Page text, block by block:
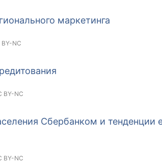
маркетинга
BY-NC
BY-NC
Сбербанком и тенденции
BY-NC